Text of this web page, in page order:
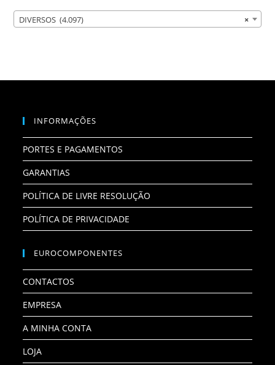
×
DIVERSOS (4.097)
INFORMAÇÕES
PORTES E PAGAMENTOS
GARANTIAS
POLÍTICA DE LIVRE RESOLUÇÃO
POLÍTICA DE PRIVACIDADE
EUROCOMPONENTES
CONTACTOS
EMPRESA
A MINHA CONTA
LOJA